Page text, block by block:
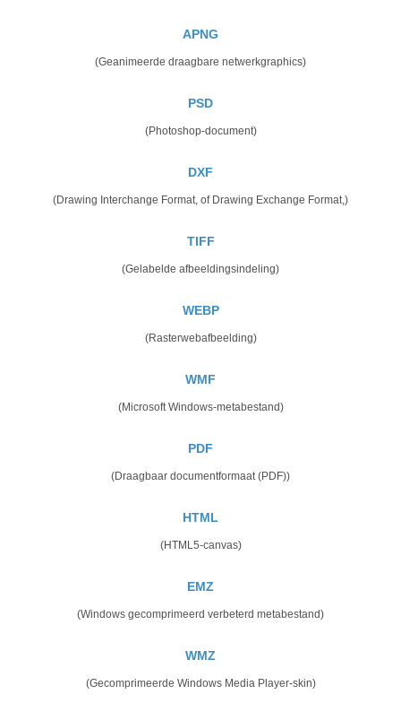
APNG
(Geanimeerde draagbare netwerkgraphics)
PSD
(Photoshop-document)
DXF
(Drawing Interchange Format, of Drawing Exchange Format,)
TIFF
(Gelabelde afbeeldingsindeling)
WEBP
(Rasterwebafbeelding)
WMF
(Microsoft Windows-metabestand)
PDF
(Draagbaar documentformaat (PDF))
HTML
(HTML5-canvas)
EMZ
(Windows gecomprimeerd verbeterd metabestand)
WMZ
(Gecomprimeerde Windows Media Player-skin)